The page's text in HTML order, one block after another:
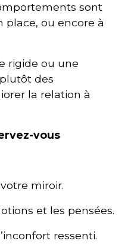
sont
ou encore à
rigide ou une
des
la relation à
vous
miroir.
et les pensées.
ressenti.